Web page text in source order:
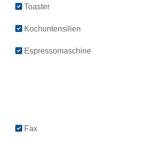
Toaster
Kochuntensilien
Espressomaschine
Fax